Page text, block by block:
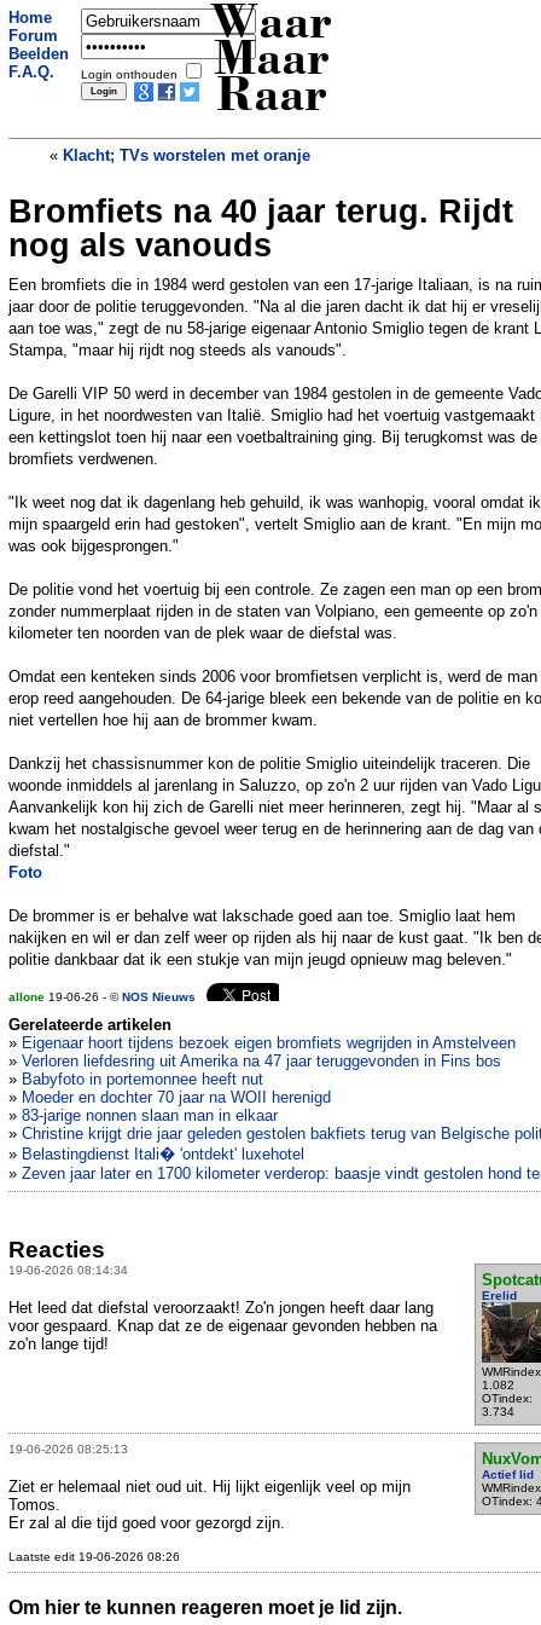
Home
Forum
Beelden
F.A.Q.
Login onthouden
Waar
Maar
Raar
« Klacht; TVs worstelen met oranje
Vreugde Knicksfans slaat om in
verdriet: agenten schieten hond in
basketbalshirt dood
Bromfiets na 40 jaar terug. Rijdt
nog als vanouds
Een bromfiets die in 1984 werd gestolen van een 17-jarige Italiaan, is na
jaar door de politie teruggevonden. "Na al die jaren dacht ik dat hij er
aan toe was," zegt de nu 58-jarige eigenaar Antonio Smiglio tegen de krant
Stampa, "maar hij rijdt nog steeds als vanouds".
De Garelli VIP 50 werd in december van 1984 gestolen in de gemeente
Ligure, in het noordwesten van Italië. Smiglio had het voertuig vastgemaakt
een kettingslot toen hij naar een voetbaltraining ging. Bij terugkomst was de
bromfiets verdwenen.
"Ik weet nog dat ik dagenlang heb gehuild, ik was wanhopig, vooral omdat
mijn spaargeld erin had gestoken", vertelt Smiglio aan de krant. "En mijn
was ook bijgesprongen."
De politie vond het voertuig bij een controle. Ze zagen een man op een
zonder nummerplaat rijden in de staten van Volpiano, een gemeente op zo'n
kilometer ten noorden van de plek waar de diefstal was.
Omdat een kenteken sinds 2006 voor bromfietsen verplicht is, werd de man
erop reed aangehouden. De 64-jarige bleek een bekende van de politie en
niet vertellen hoe hij aan de brommer kwam.
Dankzij het chassisnummer kon de politie Smiglio uiteindelijk traceren. Die
woonde inmiddels al jarenlang in Saluzzo, op zo'n 2 uur rijden van Vado
Aanvankelijk kon hij zich de Garelli niet meer herinneren, zegt hij. "Maar al
kwam het nostalgische gevoel weer terug en de herinnering aan de dag van
diefstal."
Foto
De brommer is er behalve wat lakschade goed aan toe. Smiglio laat hem
nakijken en wil er dan zelf weer op rijden als hij naar de kust gaat. "Ik ben
politie dankbaar dat ik een stukje van mijn jeugd opnieuw mag beleven."
allone 19-06-26 - ©NOS Nieuws
Gerelateerde artikelen
» Eigenaar hoort tijdens bezoek eigen bromfiets wegrijden in Amstelveen
» Verloren liefdesring uit Amerika na 47 jaar teruggevonden in Fins bos
» Babyfoto in portemonnee heeft nut
» Moeder en dochter 70 jaar na WOII herenigd
» 83-jarige nonnen slaan man in elkaar
» Christine krijgt drie jaar geleden gestolen bakfiets terug van Belgische
» Belastingdienst Itali� 'ontdekt' luxehotel
» Zeven jaar later en 1700 kilometer verderop: baasje vindt gestolen hond
Reacties
19-06-2026 08:14:34
Erelid
1.082
OTindex:
3.734
Het leed dat diefstal veroorzaakt! Zo'n jongen heeft daar lang
voor gespaard. Knap dat ze de eigenaar gevonden hebben na
zo'n lange tijd!
19-06-2026 08:25:13
Actief lid
OTindex:
Ziet er helemaal niet oud uit. Hij lijkt eigenlijk veel op mijn
Tomos.
Er zal al die tijd goed voor gezorgd zijn.
Laatste edit 19-06-2026 08:26
Om hier te kunnen reageren moet je lid zijn.